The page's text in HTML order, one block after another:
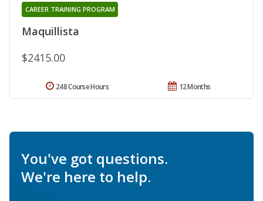
Maquillista
CAREER TRAINING PROGRAM
$2415.00
12 Months
248 Course Hours
You've got questions.
We're here to help.